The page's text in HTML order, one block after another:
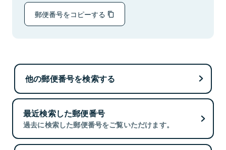
郵便番号をコピーする
他の郵便番号を検索する
最近検索した郵便番号
過去に検索した郵便番号をご覧いただけます。